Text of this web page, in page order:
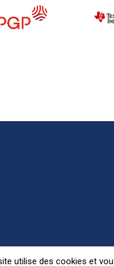
utilise des cookies et